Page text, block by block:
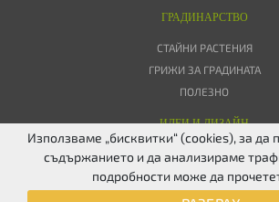
ГРАДИНАРСТВО
СТАЙНИ РАСТЕНИЯ
ГРИЖИ ЗА ГРАДИНАТА
ПОЛЕЗНО
ИДЕИ И ДИЗАЙН
ПОВЕРИТЕЛНОСТ БИСКВИТКИ
TWITTER
Използваме „бисквитки“ (cookies), за да
съдържанието и да анализираме
подробности може да